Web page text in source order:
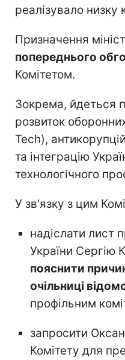
реалізувало
Призначення
попереднього
Комітетом.
Зокрема, йдеться
розвиток
Tech),
та інтеграцію
технологічного
У зв'язку з цим
надіслати лист
України Сергію
пояснити
очільниці
профільним
запросити
Комітету для